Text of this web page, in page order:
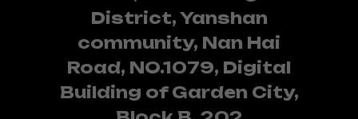
District, Yanshan
community, Nan Hai
Road, NO.1079, Digital
Building of Garden City,